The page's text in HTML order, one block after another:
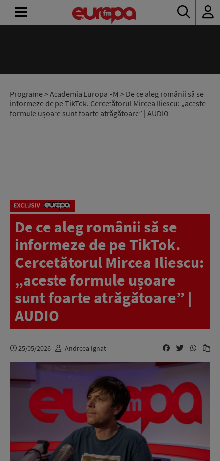
Programe> Academia Europa FM > De ce aleg românii să se
informeze de pe TikTok. Cercetătorul Mircea Iliescu: „aceste
formule ușoare sunt foarte atrăgătoare” | AUDIO
De ce aleg românii să se
informeze de pe TikTok.
Cercetătorul Mircea Iliescu:
„aceste formule ușoare
sunt foarte atrăgătoare” |
AUDIO
25/05/2026 Andreea Ignat
RADIO
CONCURSURI